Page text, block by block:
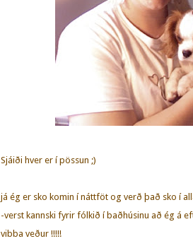
Sjáiði hver er í pössun ;)
já ég er sko komin í náttföt og verð það sko í
-verst kannski fyrir fólkið í baðhúsinu að ég á
vibba veður !!!!!